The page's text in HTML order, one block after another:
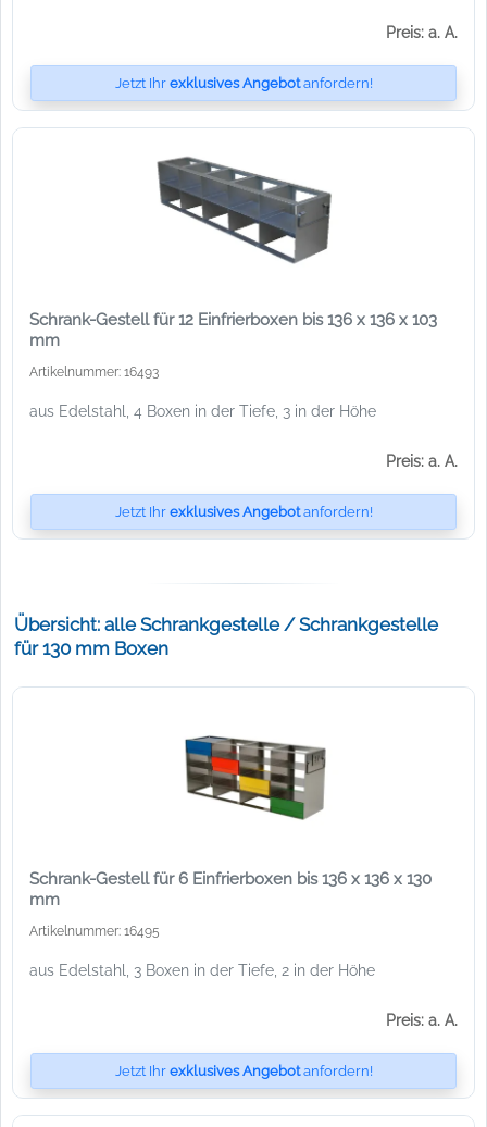
Preis: a. A.
Jetzt Ihr exklusives Angebotanfordern!
Schrank-Gestell für 12 Einfrierboxen bis 136 x 136 x 103
mm
Artikelnummer: 16493
aus Edelstahl, 4 Boxen in der Tiefe, 3 in der Höhe
Preis: a. A.
Jetzt Ihr exklusives Angebotanfordern!
Übersicht: alle Schrankgestelle / Schrankgestelle
für 130 mm Boxen
Schrank-Gestell für 6 Einfrierboxen bis 136 x 136 x 130
mm
Artikelnummer: 16495
aus Edelstahl, 3 Boxen in der Tiefe, 2 in der Höhe
Preis: a. A.
Jetzt Ihr exklusives Angebotanfordern!